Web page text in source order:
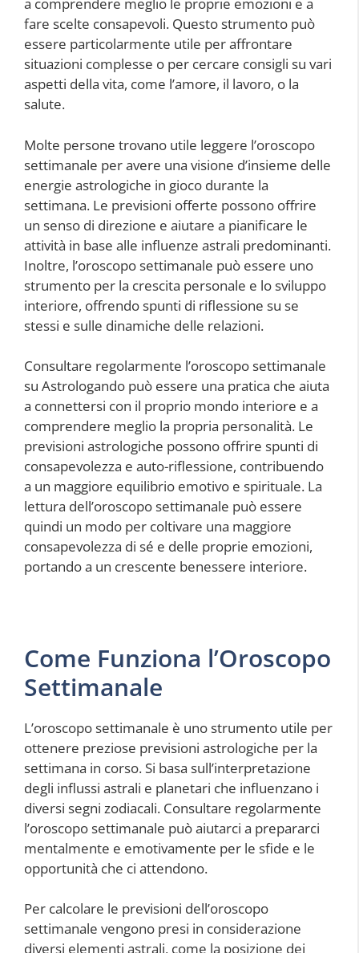
fare scelte consapevoli. Questo strumento può
essere particolarmente utile per affrontare
situazioni complesse o per cercare consigli su vari
aspetti della vita, come l’amore, il lavoro, o la
salute.
Molte persone trovano utile leggere l’oroscopo
settimanale per avere una visione d’insieme delle
energie astrologiche in gioco durante la
settimana. Le previsioni offerte possono offrire
un senso di direzione e aiutare a pianificare le
attività in base alle influenze astrali predominanti.
Inoltre, l’oroscopo settimanale può essere uno
strumento per la crescita personale e lo sviluppo
interiore, offrendo spunti di riflessione su se
stessi e sulle dinamiche delle relazioni.
Consultare regolarmente l’oroscopo settimanale
su Astrologando può essere una pratica che aiuta
a connettersi con il proprio mondo interiore e a
comprendere meglio la propria personalità. Le
previsioni astrologiche possono offrire spunti di
consapevolezza e auto-riflessione, contribuendo
a un maggiore equilibrio emotivo e spirituale. La
lettura dell’oroscopo settimanale può essere
quindi un modo per coltivare una maggiore
consapevolezza di sé e delle proprie emozioni,
portando a un crescente benessere interiore.
Come Funziona l’Oroscopo
Settimanale
L’oroscopo settimanale è uno strumento utile per
ottenere preziose previsioni astrologiche per la
settimana in corso. Si basa sull’interpretazione
degli influssi astrali e planetari che influenzano i
diversi segni zodiacali. Consultare regolarmente
l’oroscopo settimanale può aiutarci a prepararci
mentalmente e emotivamente per le sfide e le
opportunità che ci attendono.
Per calcolare le previsioni dell’oroscopo
settimanale vengono presi in considerazione
diversi elementi astrali, come la posizione dei